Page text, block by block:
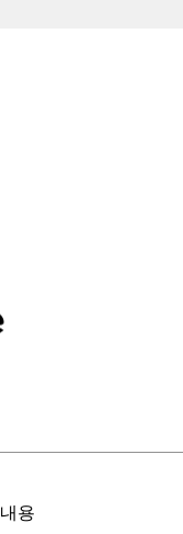
내용